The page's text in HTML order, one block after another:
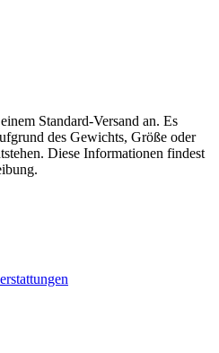
Standard-Versand an. Es
des Gewichts, Größe oder
Diese Informationen findest